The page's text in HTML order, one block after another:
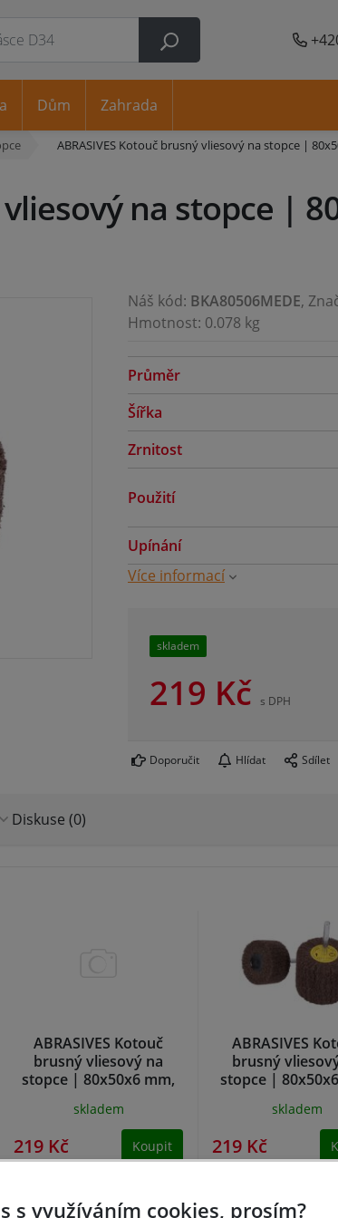
ABRASIVES Kotouč brusný vliesový na stopce |
vliesový na stopce |
Náš kód: BKA80506MEDE,
Hmotnost: 0.078 kg
Průměr
Šířka
Zrnitost
Použití
Upínání
Více informací
skladem
219 Kč s DPH
Doporučit Hlídat Sdílet
Diskuse (0)
ABRASIVES Kotouč
brusný vliesový na
stopce | 80x50x6 mm,
skladem
219 Kč Koupit
ABRASIVES
brusný
stopce |
skladem
219 Kč
Dům Zahrada
s využíváním cookies, prosím?